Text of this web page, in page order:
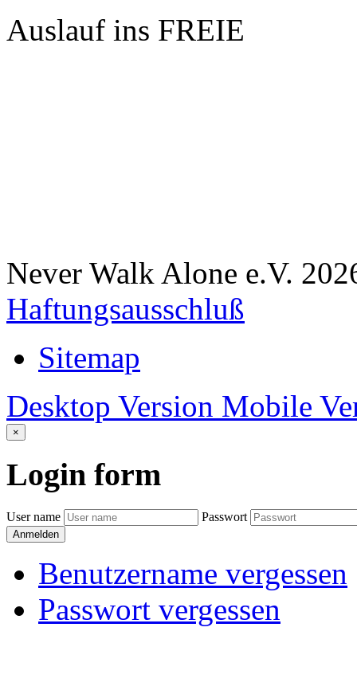
Auslauf ins FREIE
Never Walk Alone e.V.
Haftungsausschluß
Sitemap
Desktop Version Mobile
×
Login form
User name Passwort
Anmelden
Benutzername vergessen
Passwort vergessen